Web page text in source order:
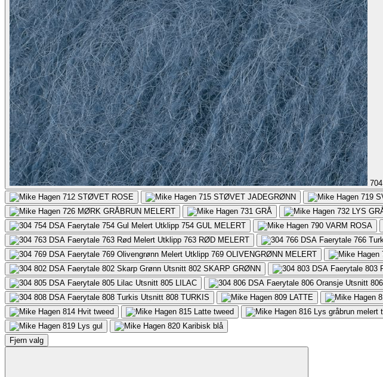
704
712 STØVET ROSE 715 STØVET JADEGRØNN 719
726 MØRK GRÅBRUN MELERT 731 GRÅ 732 LYS
754 GUL MELERT 790 VARM ROSA
763 RØD MELERT
769 OLIVENGRØNN MELERT
802 SKARP GRØNN
805 LILAC 806
808 TURKIS 809 LATTE
814 Hvit tweed 815 Latte tweed 816 Lys gråbrun melert
819 Lys gul 820 Karibisk blå
Fjern valg